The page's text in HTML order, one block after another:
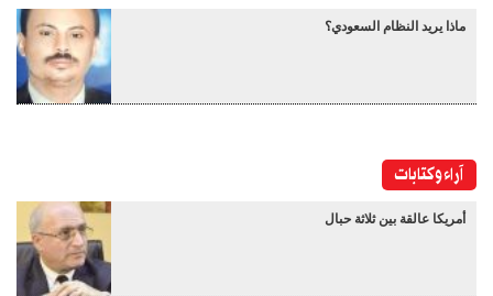
ماذا يريد النظام السعودي؟
آراء وكتابات
أمريكا عالقة بين ثلاثة حبال